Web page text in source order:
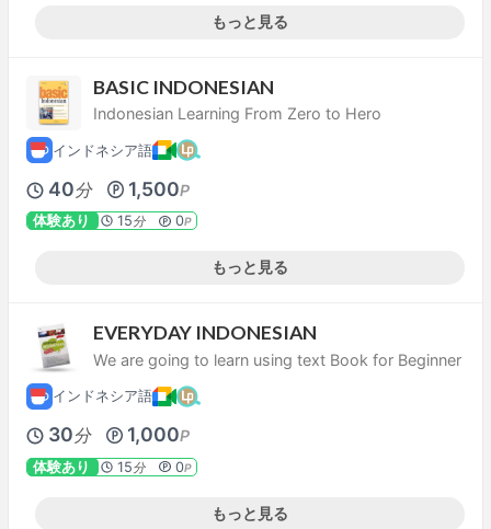
もっと見る
BASIC INDONESIAN
Indonesian Learning From Zero to Hero
インドネシア語
40分 1,500P
体験あり 15分 0P
もっと見る
EVERYDAY INDONESIAN
We are going to learn using text Book for Beginner
インドネシア語
30分 1,000P
体験あり 15分 0P
もっと見る